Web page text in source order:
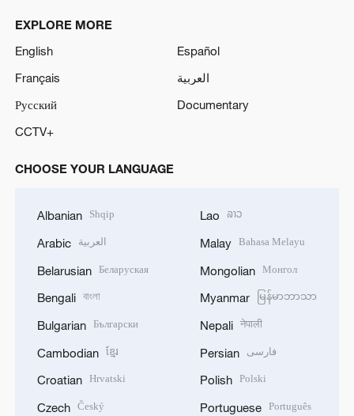
EXPLORE MORE
English
Español
Français
العربية
Русский
Documentary
CCTV+
CHOOSE YOUR LANGUAGE
Albanian Shqip
Arabic العربية
Belarusian Беларуская
Bengali বাংলা
Bulgarian Български
Cambodian ខ្មែរ
Croatian Hrvatski
Czech Český
Lao ລາວ
Malay Bahasa Melayu
Mongolian Монгол
Myanmar မြန်မာဘာသာ
Nepali नेपाली
Persian فارسی
Polish Polski
Portuguese Português